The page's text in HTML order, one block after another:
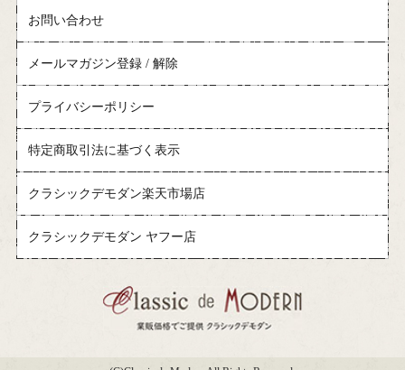
お問い合わせ
メールマガジン登録 / 解除
プライバシーポリシー
特定商取引法に基づく表示
クラシックデモダン楽天市場店
クラシックデモダン ヤフー店